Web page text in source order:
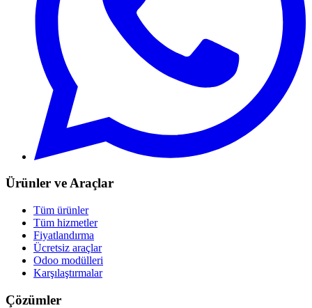
Ürünler ve Araçlar
Tüm ürünler
Tüm hizmetler
Fiyatlandırma
Ücretsiz araçlar
Odoo modülleri
Karşılaştırmalar
Çözümler